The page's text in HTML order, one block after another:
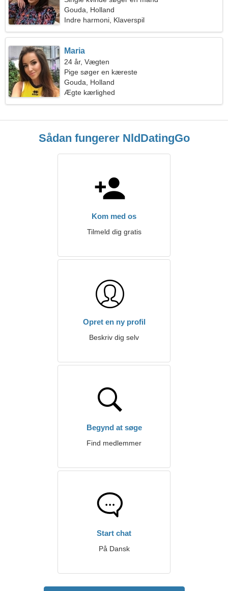
Gouda, Holland
Indre harmoni, Klaverspil
Maria
24 år, Vægten
Pige søger en kæreste
Gouda, Holland
Ægte kærlighed
Sådan fungerer NldDatingGo
Kom med os
Tilmeld dig gratis
Opret en ny profil
Beskriv dig selv
Begynd at søge
Find medlemmer
Start chat
På Dansk